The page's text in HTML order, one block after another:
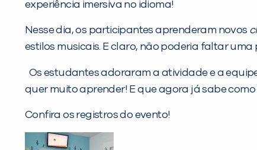
experiência imersiva no idioma!
Nesse dia, os participantes aprenderam novos
estilos musicais. E claro, não poderia faltar
Os estudantes adoraram a atividade e a
quer muito aprender! E que agora já sabe como
Confira os registros do evento!